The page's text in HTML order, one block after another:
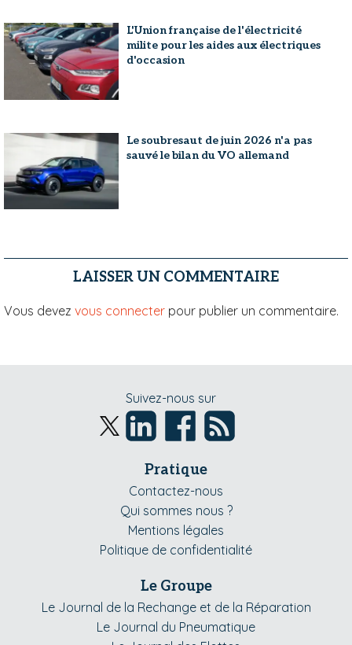
L'Union française de l'électricité
milite pour les aides aux électriques
d'occasion
Le soubresaut de juin 2026 n'a pas
sauvé le bilan du VO allemand
LAISSER UN COMMENTAIRE
Vous devez vous connecter pour publier un commentaire.
Suivez-nous sur
Pratique
Contactez-nous
Qui sommes nous ?
Mentions légales
Politique de confidentialité
Le Groupe
Le Journal de la Rechange et de la Réparation
Le Journal du Pneumatique